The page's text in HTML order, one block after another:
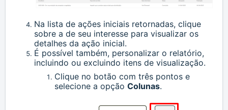
Na lista de ações iniciais retornadas, clique
sobre a de seu interesse para visualizar os
detalhes da ação inicial.
É possível também, personalizar o relatório,
incluindo ou excluindo itens de visualização.
Clique no botão com três pontos e
selecione a opção Colunas.